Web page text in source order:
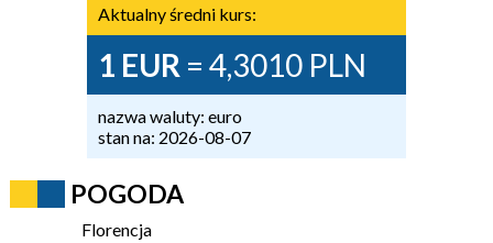
Aktualny średni kurs:
1 EUR = 4,3010 PLN
nazwa waluty: euro
stan na: 2026-08-07
POGODA
Florencja